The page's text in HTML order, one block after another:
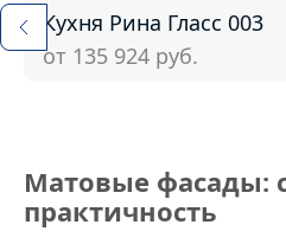
Кухня Рина Гласс 003
от 135 924 руб.
Матовые фасады:
практичность